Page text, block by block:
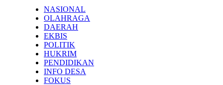
NASIONAL
OLAHRAGA
DAERAH
EKBIS
POLITIK
HUKRIM
PENDIDIKAN
INFO DESA
FOKUS